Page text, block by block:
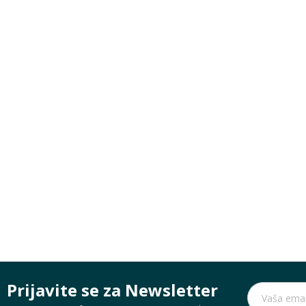
Prijavite se za Newsletter